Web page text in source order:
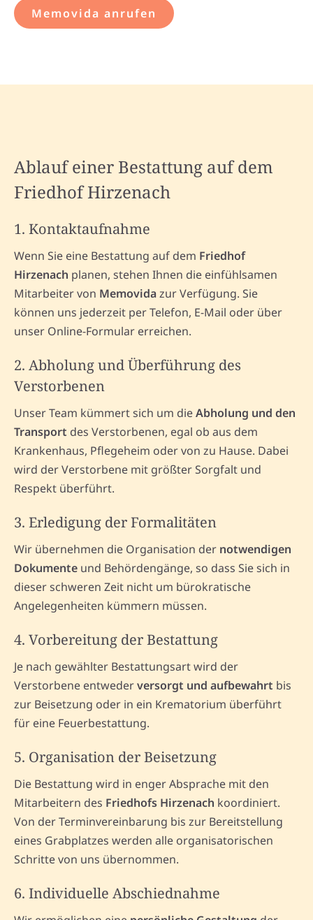
Memovida anrufen
Ablauf einer Bestattung auf dem
Friedhof Hirzenach
1. Kontaktaufnahme
Wenn Sie eine Bestattung auf dem Friedhof
Hirzenach planen, stehen Ihnen die einfühlsamen
Mitarbeiter von Memovidazur Verfügung. Sie
können uns jederzeit per Telefon, E-Mail oder über
unser Online-Formular erreichen.
2. Abholung und Überführung des
Verstorbenen
Unser Team kümmert sich um dieAbholung und den
Transport des Verstorbenen, egal ob aus dem
Krankenhaus, Pflegeheim oder von zu Hause. Dabei
wird der Verstorbene mit größter Sorgfalt und
Respekt überführt.
3. Erledigung der Formalitäten
Wir übernehmen die Organisation der notwendigen
Dokumente und Behördengänge, so dass Sie sich in
dieser schweren Zeit nicht um bürokratische
Angelegenheiten kümmern müssen.
4. Vorbereitung der Bestattung
Je nach gewählter Bestattungsart wird der
Verstorbene entwederversorgt und aufbewahrt bis
zur Beisetzung oder in ein Krematorium überführt
für eine Feuerbestattung.
5. Organisation der Beisetzung
Die Bestattung wird in enger Absprache mit den
Mitarbeitern des Friedhofs Hirzenach koordiniert.
Von der Terminvereinbarung bis zur Bereitstellung
eines Grabplatzes werden alle organisatorischen
Schritte von uns übernommen.
6. Individuelle Abschiednahme